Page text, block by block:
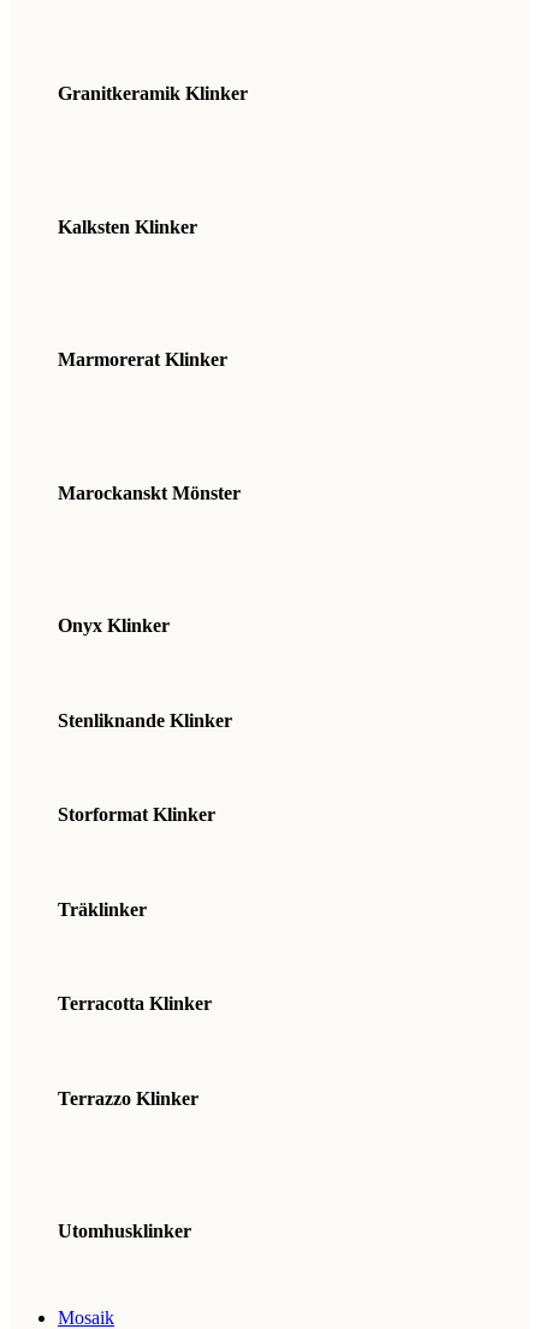
Granitkeramik Klinker
Kalksten Klinker
Marmorerat Klinker
Marockanskt Mönster
Onyx Klinker
Stenliknande Klinker
Storformat Klinker
Träklinker
Terracotta Klinker
Terrazzo Klinker
Utomhusklinker
Mosaik